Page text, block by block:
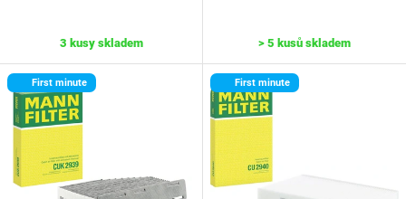
3 kusy skladem > 5 kusů skladem
First minute First minute